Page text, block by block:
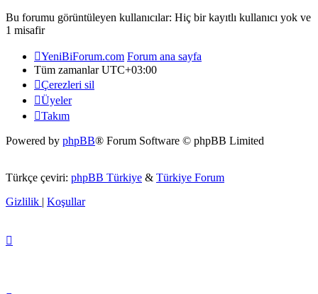
Bu forumu görüntüleyen kullanıcılar: Hiç bir kayıtlı kullanıcı yok ve
1 misafir
YeniBiForum.com Forum ana sayfa
Tüm zamanlarUTC+03:00
Çerezleri sil
Üyeler
Takım
Powered by phpBB® Forum Software © phpBB Limited
Türkçe çeviri: phpBB Türkiye & Türkiye Forum
Gizlilik | Koşullar